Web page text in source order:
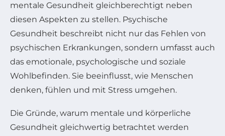
mentale Gesundheit gleichberechtigt neben
diesen Aspekten zu stellen. Psychische
Gesundheit beschreibt nicht nur das Fehlen von
psychischen Erkrankungen, sondern umfasst auch
das emotionale, psychologische und soziale
Wohlbefinden. Sie beeinflusst, wie Menschen
denken, fühlen und mit Stress umgehen.
Die Gründe, warum mentale und körperliche
Gesundheit gleichwertig betrachtet werden